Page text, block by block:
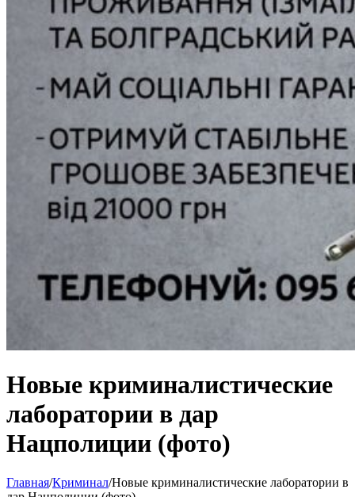
Новые криминалистические
лаборатории в дар
Нацполиции (фото)
Главная/Криминал/Новые криминалистические лаборатории в